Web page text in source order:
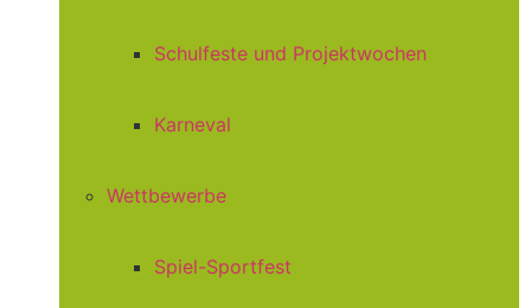
Schulfeste und Projektwochen
Karneval
Wettbewerbe
Spiel-Sportfest